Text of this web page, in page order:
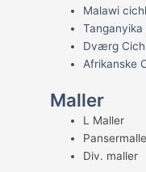
Malawi
Tanganyika
Dværg
Afrikanske
Maller
L Maller
Div. maller